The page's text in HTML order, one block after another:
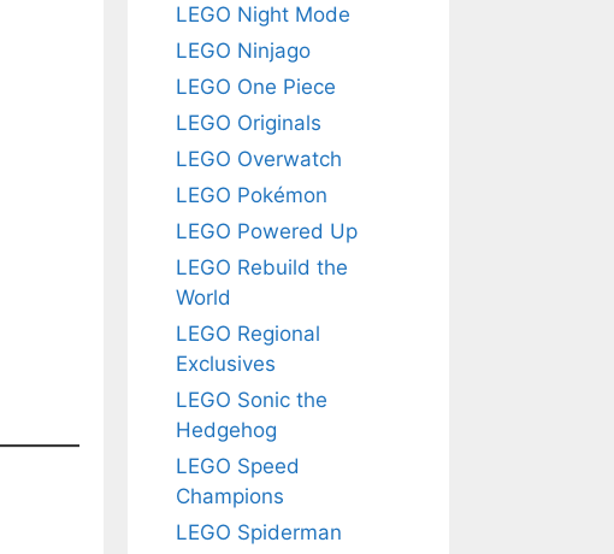
LEGO Night Mode
LEGO Ninjago
LEGO One Piece
LEGO Originals
LEGO Overwatch
LEGO Pokémon
LEGO Powered Up
LEGO Rebuild the
World
LEGO Regional
Exclusives
LEGO Sonic the
Hedgehog
LEGO Speed
Champions
LEGO Spiderman